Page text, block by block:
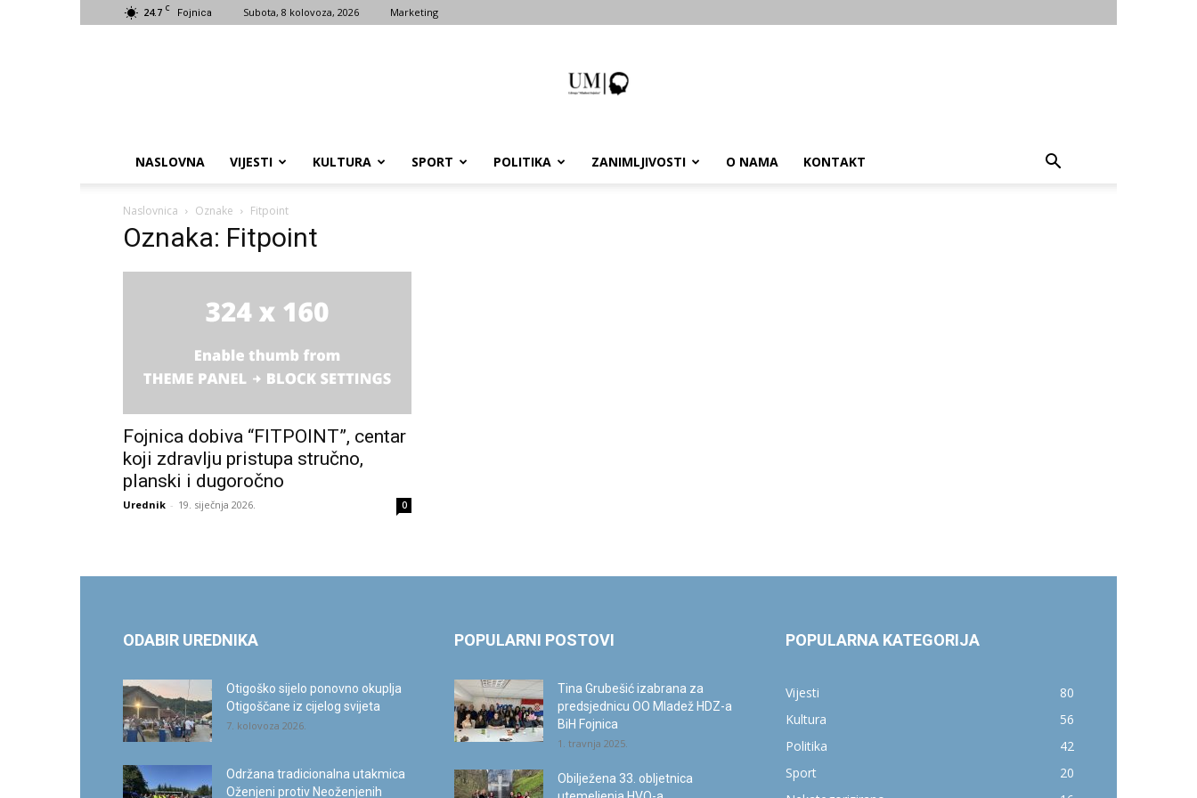
24.7 C Fojnica Subota, 8 kolovoza, 2026 Marketing
NASLOVNA VIJESTI KULTURA SPORT POLITIKA ZANIMLJIVOSTI O NAMA KONTAKT
Naslovnica Oznake Fitpoint
Oznaka: Fitpoint
Fojnica dobiva “FITPOINT”, centar
koji zdravlju pristupa stručno,
planski i dugoročno
Urednik - 19. siječnja 2026. 0
ODABIR UREDNIKA
Otigoško sijelo ponovno okuplja
Otigoščane iz cijelog svijeta
7. kolovoza 2026.
Održana tradicionalna utakmica
Oženjeni protiv Neoženjenih
POPULARNI POSTOVI
Tina Grubešić izabrana za
predsjednicu OO Mladež HDZ-a
BiH Fojnica
1. travnja 2025.
Obilježena 33. obljetnica
POPULARNA KATEGORIJA
Vijesti
80
Kultura
56
Politika
42
Sport
20